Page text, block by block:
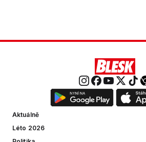
Aktuálně
Léto 2026